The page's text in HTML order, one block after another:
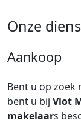
Onze
Aankoop
Bent u op zoek
bent u bij Vlot
makelaars